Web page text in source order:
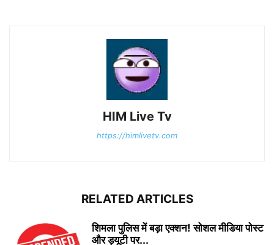
HIM Live Tv
https://himlivetv.com
RELATED ARTICLES
शिमला पुलिस में बड़ा एक्शन! सोशल मीडिया पोस्ट
और ड्यूटी पर...